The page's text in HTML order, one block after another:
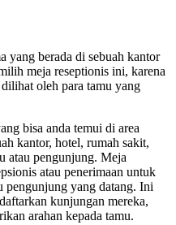
yang berada di sebuah kantor
meja reseptionis ini, karena
oleh para tamu yang
bisa anda temui di area
kantor, hotel, rumah sakit,
atau pengunjung. Meja
atau penerimaan untuk
pengunjung yang datang. Ini
kunjungan mereka,
arahan kepada tamu.